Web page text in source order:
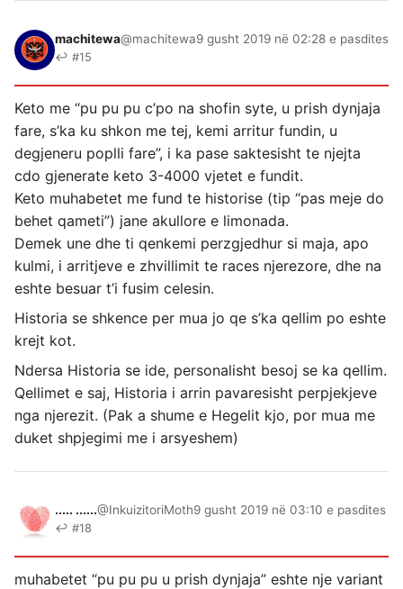
machitewa@machitewa9 gusht 2019 në 02:28 e pasdites
↩ #15
Keto me “pu pu pu c’po na shofin syte, u prish dynjaja
fare, s’ka ku shkon me tej, kemi arritur fundin, u
degjeneru poplli fare”, i ka pase saktesisht te njejta
cdo gjenerate keto 3-4000 vjetet e fundit.
Keto muhabetet me fund te historise (tip “pas meje do
behet qameti”) jane akullore e limonada.
Demek une dhe ti qenkemi perzgjedhur si maja, apo
kulmi, i arritjeve e zhvillimit te races njerezore, dhe na
eshte besuar t’i fusim celesin.
Historia se shkence per mua jo qe s’ka qellim po eshte
krejt kot.
Ndersa Historia se ide, personalisht besoj se ka qellim.
Qellimet e saj, Historia i arrin pavaresisht perpjekjeve
nga njerezit. (Pak a shume e Hegelit kjo, por mua me
duket shpjegimi me i arsyeshem)
..... ......@InkuizitoriMoth9 gusht 2019 në 03:10 e pasdites
↩ #18
muhabetet “pu pu pu u prish dynjaja” eshte nje variant